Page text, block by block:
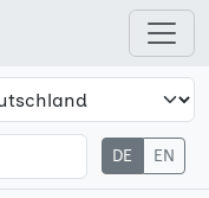
Open shops menu
DE EN